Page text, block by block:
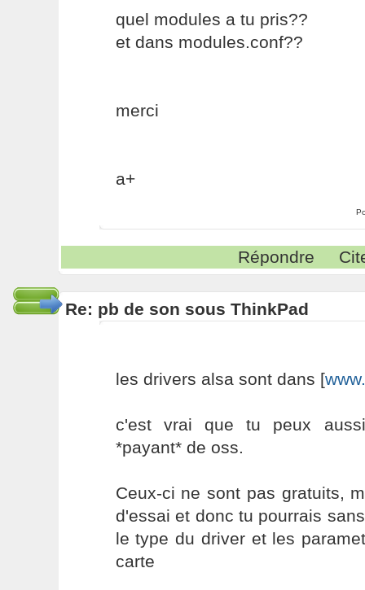
quel modules a tu pris??
et dans modules.conf??
merci
a+
Répondre
Re: pb de son sous ThinkPad
les drivers alsa sont dans [
c'est vrai que tu peux
*payant* de oss.
Ceux-ci ne sont pas gratuits,
d'essai et donc tu pourrais
le type du driver et les
carte